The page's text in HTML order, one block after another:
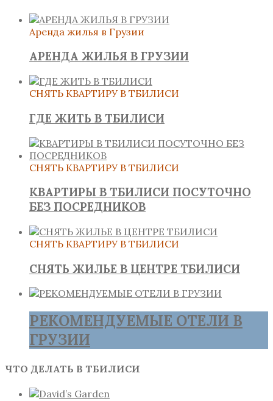
Аренда жилья в Грузии
АРЕНДА ЖИЛЬЯ В ГРУЗИИ
СНЯТЬ КВАРТИРУ В ТБИЛИСИ
ГДЕ ЖИТЬ В ТБИЛИСИ
СНЯТЬ КВАРТИРУ В ТБИЛИСИ
КВАРТИРЫ В ТБИЛИСИ ПОСУТОЧНО
БЕЗ ПОСРЕДНИКОВ
СНЯТЬ КВАРТИРУ В ТБИЛИСИ
СНЯТЬ ЖИЛЬЕ В ЦЕНТРЕ ТБИЛИСИ
РЕКОМЕНДУЕМЫЕ ОТЕЛИ В
ГРУЗИИ
ЧТО ДЕЛАТЬ В ТБИЛИСИ